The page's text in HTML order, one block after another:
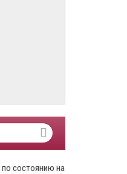
по состоянию на